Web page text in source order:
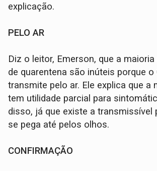
explicação.
PELO AR
Diz o leitor, Emerson, que a
de quarentena são inúteis porque o
transmite pelo ar. Ele explica que a
tem utilidade parcial para
disso, já que existe a transmissível
se pega até pelos olhos.
CONFIRMAÇÃO